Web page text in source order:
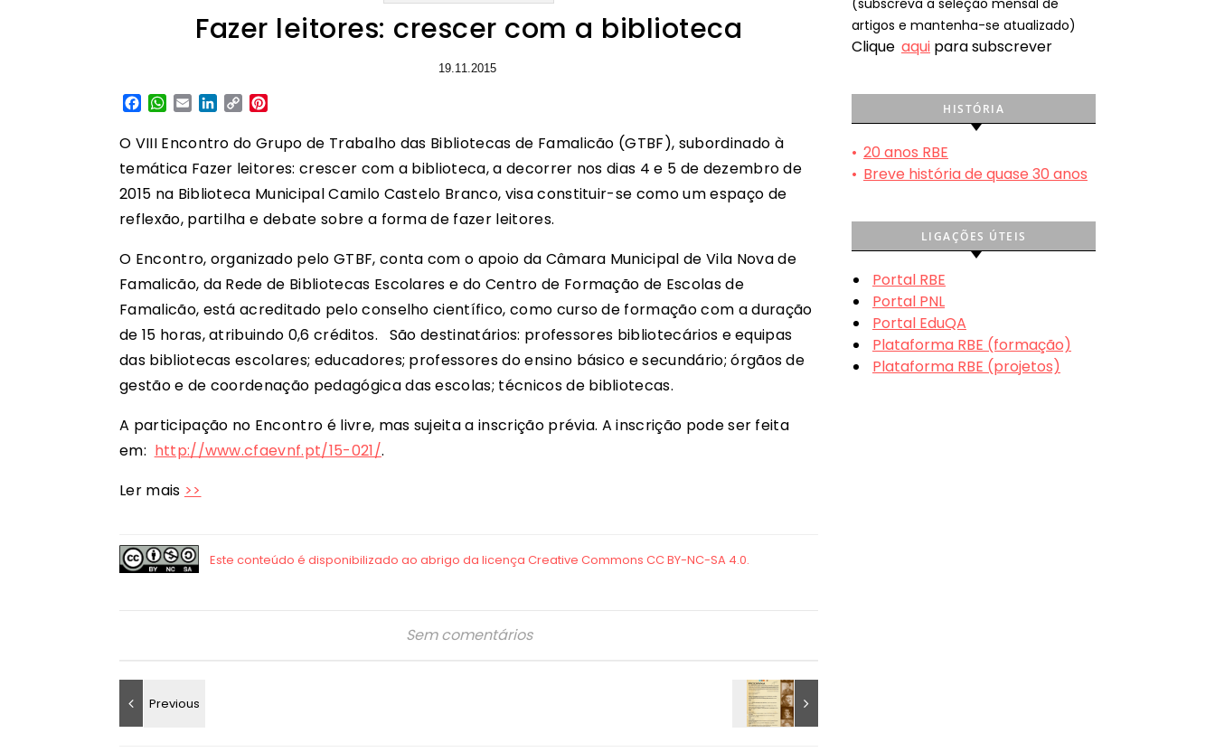
Fazer leitores: crescer com a biblioteca
19.11.2015
Facebook
WhatsApp
EmailLinkedIn
Copy
O VIII Encontro do Grupo de Trabalho das Bibliotecas de Famalicão (GTBF), subordinado à
temática Fazer leitores: crescer com a biblioteca, a decorrer nos dias 4 e 5 de dezembro de
2015 na Biblioteca Municipal Camilo Castelo Branco, visa constituir-se como um espaço de
reflexão, partilha e debate sobre a forma de fazer leitores.
O Encontro, organizado pelo GTBF, conta com o apoio da Câmara Municipal de Vila Nova de
Famalicão, da Rede de Bibliotecas Escolares e do Centro de Formação de Escolas de
Famalicão, está acreditado pelo conselho científico, como curso de formação com a duração
de 15 horas, atribuindo 0,6 créditos. São destinatários: professores bibliotecários e equipas
das bibliotecas escolares; educadores; professores do ensino básico e secundário; órgãos de
gestão e de coordenação pedagógica das escolas; técnicos de bibliotecas.
A participação no Encontro é livre, mas sujeita a inscrição prévia. A inscrição pode ser feita
em: http://www.cfaevnf.pt/15-021/.
Ler mais >>
Sem comentários
artigos e mantenha-se atualizado)
Clique aqui para subscrever
HISTÓRIA
• 20 anos RBE
• Breve história de quase 30 anos
LIGAÇÕES ÚTEIS
Portal RBE
Portal PNL
Portal EduQA
Plataforma RBE (formação)
Plataforma RBE (projetos)